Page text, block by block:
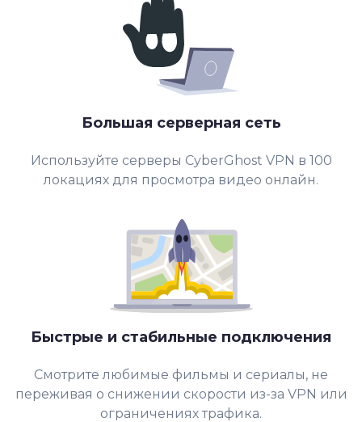
Большая серверная сеть
Используйте серверы CyberGhost VPN в 100
локациях для просмотра видео онлайн.
Быстрые и стабильные подключения
Смотрите любимые фильмы и сериалы, не
переживая о снижении скорости из-за VPN или
ограничениях трафика.